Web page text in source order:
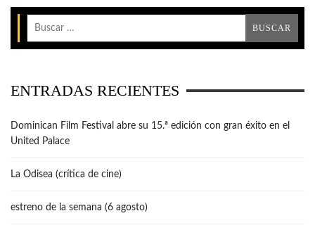
ENTRADAS RECIENTES
Dominican Film Festival abre su 15.ª edición con gran éxito en el
United Palace
La Odisea (crítica de cine)
estreno de la semana (6 agosto)